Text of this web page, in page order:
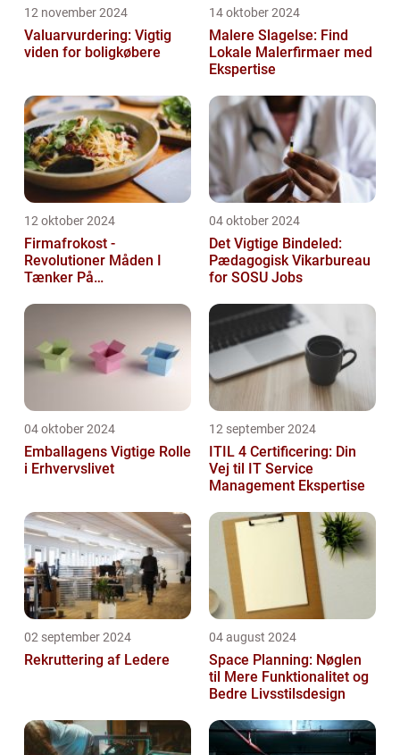
12 november 2024
Valuarvurdering: Vigtig
viden for boligkøbere
14 oktober 2024
Malere Slagelse: Find
Lokale Malerfirmaer med
Ekspertise
12 oktober 2024
Firmafrokost -
Revolutioner Måden I
Tænker På
04 oktober 2024
Det Vigtige Bindeled:
Pædagogisk Vikarbureau
for SOSU Jobs
04 oktober 2024
Emballagens Vigtige Rolle
i Erhvervslivet
12 september 2024
ITIL 4 Certificering: Din
Vej til IT Service
Management Ekspertise
02 september 2024
Rekruttering af Ledere
04 august 2024
Space Planning: Nøglen
til Mere Funktionalitet og
Bedre Livsstilsdesign